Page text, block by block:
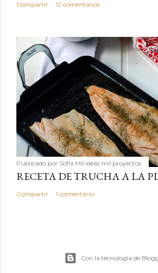
Compartir 12 comentarios
Publicado por Sofía Mil ideas mil proyectos
RECETA DE TRUCHA A LA
Compartir 1 comentario
Con la tecnología de